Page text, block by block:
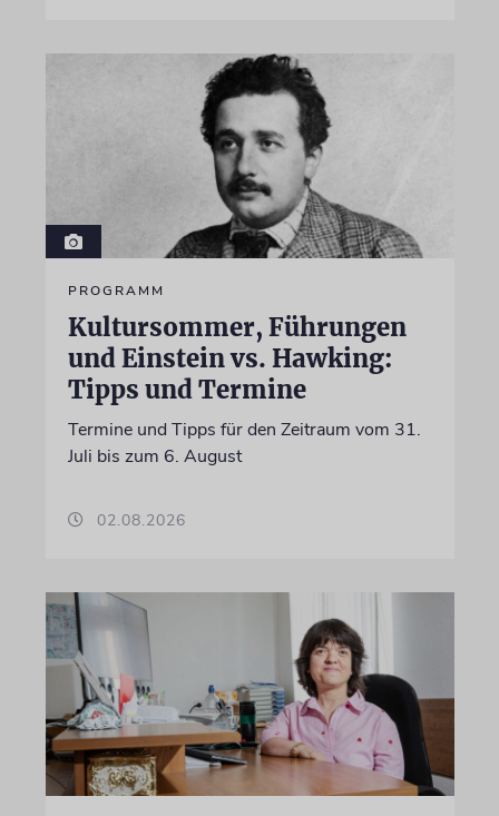
PROGRAMM
Kultursommer, Führungen
und Einstein vs. Hawking:
Tipps und Termine
Termine und Tipps für den Zeitraum vom 31.
Juli bis zum 6. August
02.08.2026